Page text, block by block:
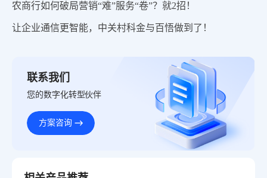
农商行如何破局营销“难”服务“卷”？就2招！
让企业通信更智能，中关村科金与百悟做到了！
联系我们
您的数字化转型伙伴
方案咨询